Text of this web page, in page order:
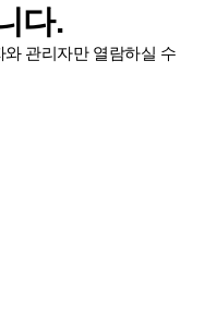
다.
관리자만 열람하실 수